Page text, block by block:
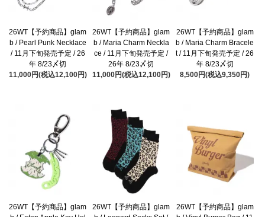
26WT【予約商品】glam
b / Pearl Punk Necklace
/ 11月下旬発売予定 / 26
年 8/23〆切
11,000円(税込12,100円)
26WT【予約商品】glam
b / Maria Charm Neckla
ce / 11月下旬発売予定 /
26年 8/23〆切
11,000円(税込12,100円)
26WT【予約商品】glam
b / Maria Charm Bracele
t / 11月下旬発売予定 / 26
年 8/23〆切
8,500円(税込9,350円)
26WT【予約商品】glam
26WT【予約商品】glam
26WT【予約商品】glam